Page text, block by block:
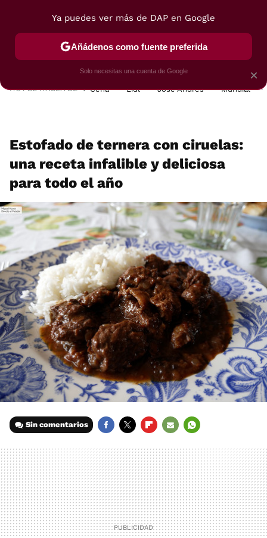
POSTRES VIAJES SELECCIÓN VEGUI
HOY SE HABLA DE Cena Lidl José Andrés Mundial
Estofado de ternera con ciruelas:
una receta infalible y deliciosa
para todo el año
Sin comentarios
MAIL
×
Ya puedes ver más de DAP en Google
Añádenos como fuente preferida
Solo necesitas una cuenta de Google